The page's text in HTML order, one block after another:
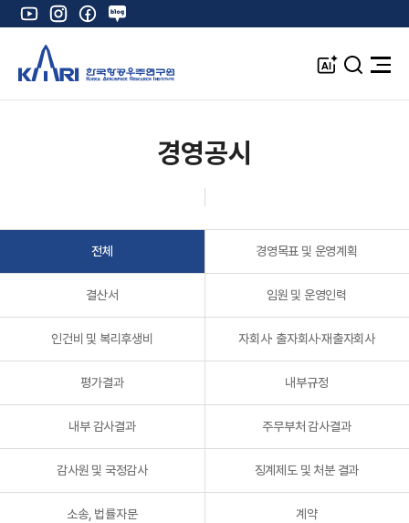
유
튜
인
스
타
그
램
페
이
북
네
이
블
로
K
A
A
검
전
경영공시
전체 경영목표 및 운영계획
결산서 임원 및 운영인력
인건비 및 복리후생비 자회사· 출자회사·재출자회사
평가결과 내부규정
내부 감사결과 주무부처 감사결과
감사원 및 국정감사 징계제도 및 처분 결과
소송, 법률자문 계약